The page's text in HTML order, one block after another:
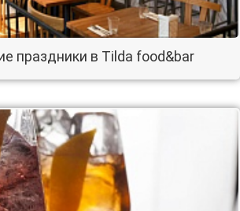
праздники в Tilda food&bar